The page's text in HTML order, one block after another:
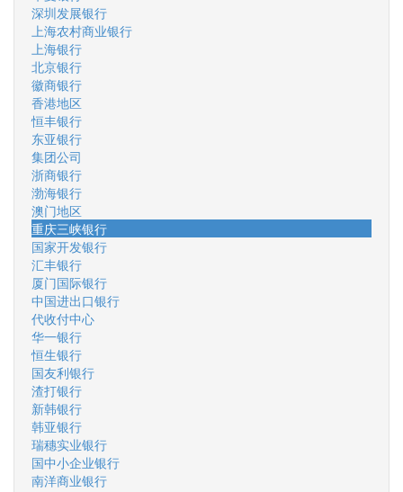
深圳发展银行
上海农村商业银行
上海银行
北京银行
徽商银行
香港地区
恒丰银行
东亚银行
集团公司
浙商银行
渤海银行
澳门地区
重庆三峡银行
国家开发银行
汇丰银行
厦门国际银行
中国进出口银行
代收付中心
华一银行
恒生银行
国友利银行
渣打银行
新韩银行
韩亚银行
瑞穗实业银行
国中小企业银行
南洋商业银行